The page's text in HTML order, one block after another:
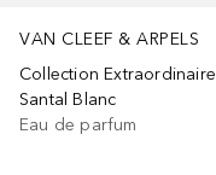
VAN CLEEF & ARPELS
Collection Extraordinaire
Santal Blanc
Eau de parfum